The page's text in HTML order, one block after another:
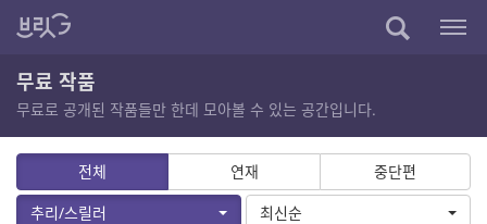
무료 작품
무료로 공개된 작품들만 한데 모아볼 수 있는 공간입니다.
전체 연재
중단편
추리/스릴러
최신순